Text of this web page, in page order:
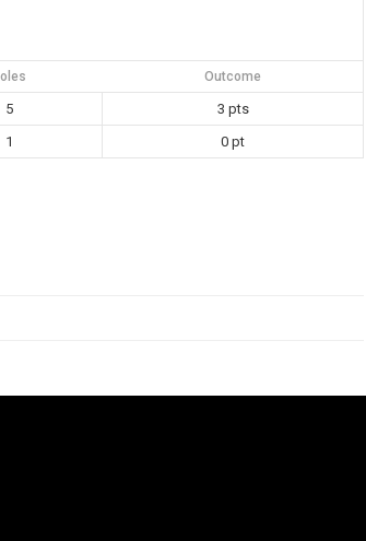
Outcome
5
3 pts
1 0 pt